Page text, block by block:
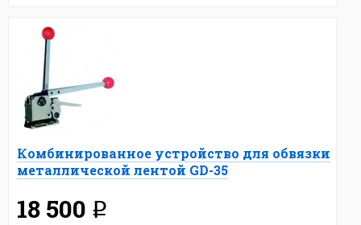
Комбинированное устройство для обвязки
металлической лентой GD-35
18 500 q